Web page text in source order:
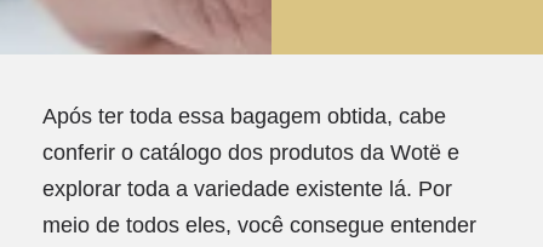
Após ter toda essa bagagem obtida, cabe
conferir o catálogo dos produtos da Wotë e
explorar toda a variedade existente lá. Por
meio de todos eles, você consegue entender